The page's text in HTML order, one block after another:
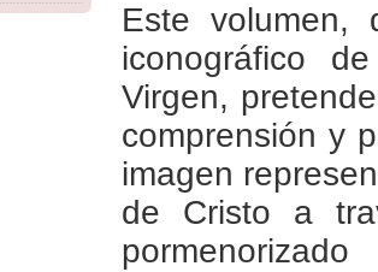
Este volumen,
iconográfico
Virgen,
comprensión y
imagen
de Cristo a